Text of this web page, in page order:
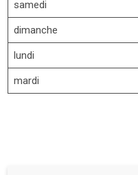
samedi
dimanche
lundi
mardi